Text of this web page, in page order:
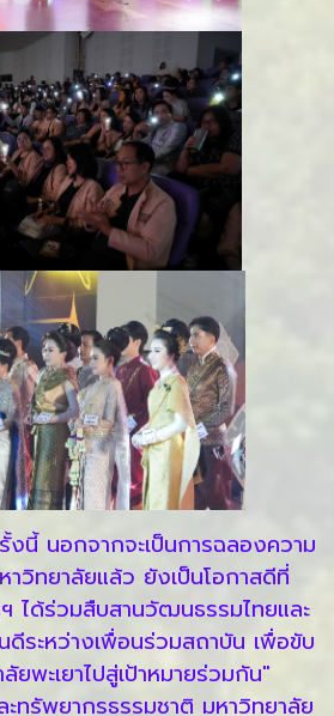
งนี้ นอกจากจะเป็นการฉลองความ
าวิทยาลัยแล้ว ยังเป็นโอกาสดีที่
ได้ร่วมสืบสานวัฒนธรรมไทยและ
ระหว่างเพื่อนร่วมสถาบัน เพื่อขับ
ยพะเยาไปสู่เป้าหมายร่วมกัน"
ทรัพยากรธรรมชาติ มหาวิทยาลัย